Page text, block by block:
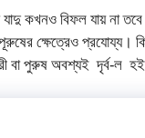
কখনও বিফল যায় না
ক্ষেত্রেও
বা পুরুষ অবশ্যই দৃর্ব-ল